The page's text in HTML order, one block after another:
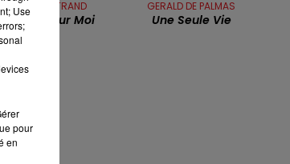
7h00 - 10h00
WEEK-END
PLASTIC BERTRAND
Plane Pour Moi
GERALD DE PALMAS
Une Seule Vie
Use
pour
en